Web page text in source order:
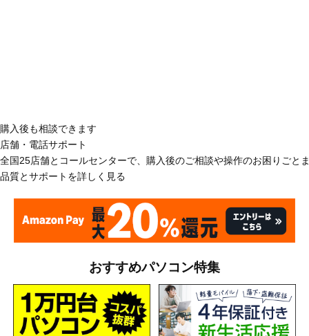
購入後も相談できます
店舗・電話サポート
全国25店舗とコールセンターで、購入後のご相談や操作のお困りごと
品質とサポートを詳しく見る
おすすめパソコン特集